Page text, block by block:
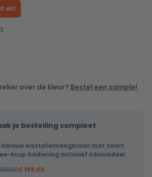
wit
over de kleur? Bestel een sample!
je bestelling compleet
Inbouw wastafelmengkraan mat zwart
knop bediening inclusief inbouwdeel
€ 159,00